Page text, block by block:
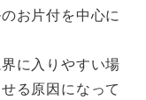
お片付を中心に
に入りやすい場
る原因になって